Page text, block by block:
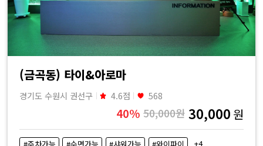
저
가
예(금곡동) 타이&아로마
경기도 수원시 권선구 4.6점 568
40% 50,000원 30,000 원
+4